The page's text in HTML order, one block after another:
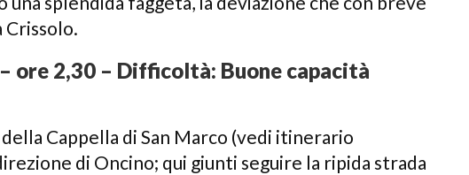
Crissolo.
ore 2,30 – Difficoltà: Buone capacità
Cappella di San Marco (vedi itinerario
di Oncino; qui giunti seguire la ripida strada